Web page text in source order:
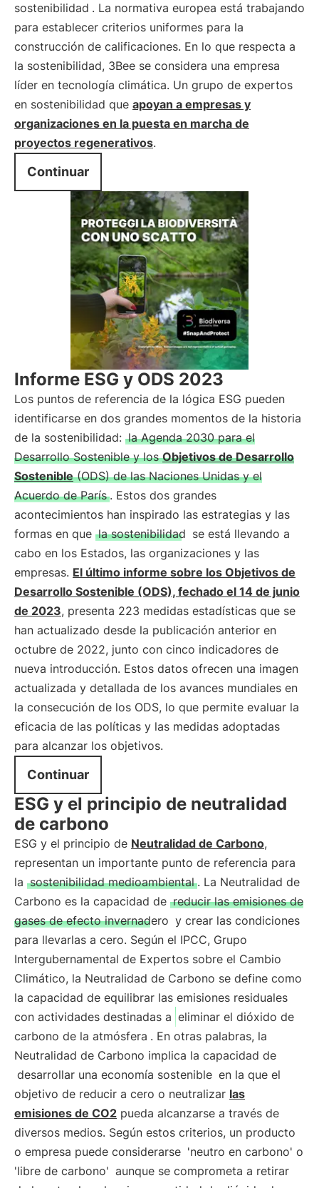
sostenibilidad . La normativa europea está trabajando
para establecer criterios uniformes para la
construcción de calificaciones. En lo que respecta a
la sostenibilidad, 3Bee se considera una empresa
líder en tecnología climática. Un grupo de expertos
en sostenibilidad que apoyan a empresas y
organizaciones en la puesta en marcha de
proyectos regenerativos.
Continuar
Informe ESG y ODS 2023
Los puntos de referencia de la lógica ESG pueden
identificarse en dos grandes momentos de la historia
de la sostenibilidad: la Agenda 2030 para el
Desarrollo Sostenible y losObjetivos de Desarrollo
Sostenible(ODS) de las Naciones Unidas y el
Acuerdo de París . Estos dos grandes
acontecimientos han inspirado las estrategias y las
formas en que la sostenibilidad se está llevando a
cabo en los Estados, las organizaciones y las
empresas. El último informe sobre los Objetivos de
Desarrollo Sostenible (ODS), fechado el 14 de junio
de 2023, presenta 223 medidas estadísticas que se
han actualizado desde la publicación anterior en
octubre de 2022, junto con cinco indicadores de
nueva introducción. Estos datos ofrecen una imagen
actualizada y detallada de los avances mundiales en
la consecución de los ODS, lo que permite evaluar la
eficacia de las políticas y las medidas adoptadas
para alcanzar los objetivos.
Continuar
ESG y el principio de neutralidad
de carbono
ESG y el principio de Neutralidad de Carbono,
representan un importante punto de referencia para
la sostenibilidad medioambiental . La Neutralidad de
Carbono es la capacidad de reducir las emisiones de
gases de efecto invernadero y crear las condiciones
para llevarlas a cero. Según el IPCC, Grupo
Intergubernamental de Expertos sobre el Cambio
Climático, la Neutralidad de Carbono se define como
la capacidad de equilibrar las emisiones residuales
con actividades destinadas a eliminar el dióxido de
carbono de la atmósfera . En otras palabras, la
Neutralidad de Carbono implica la capacidad de
desarrollar una economía sostenible en la que el
objetivo de reducir a cero o neutralizar las
emisiones de CO2 pueda alcanzarse a través de
diversos medios. Según estos criterios, un producto
o empresa puede considerarse 'neutro en carbono' o
'libre de carbono' aunque se comprometa a retirar